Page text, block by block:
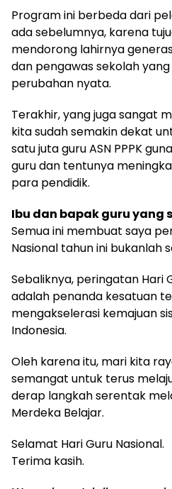
Program ini berbeda dari
ada sebelumnya, karena
mendorong lahirnya
dan pengawas sekolah
perubahan nyata.
Terakhir, yang juga sangat
kita sudah semakin dekat
satu juta guru ASN PPPK
guru dan tentunya
para pendidik.
Ibu dan bapak guru yang
Semua ini membuat saya
Nasional tahun ini bukanlah
Sebaliknya, peringatan Hari
adalah penanda kesatuan
mengakselerasi kemajuan
Indonesia.
Oleh karena itu, mari kita
semangat untuk terus
derap langkah serentak
Merdeka Belajar.
Selamat Hari Guru Nasional.
Terima kasih.